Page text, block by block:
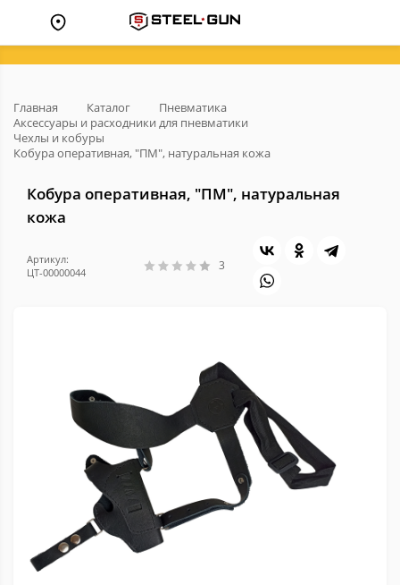
Главная Каталог
Пневматика
Аксессуары и расходники для пневматики
Чехлы и кобуры
Кобура оперативная, "ПМ", натуральная кожа
Кобура оперативная, "ПМ", натуральная
кожа
Артикул:
ЦТ-00000044
3